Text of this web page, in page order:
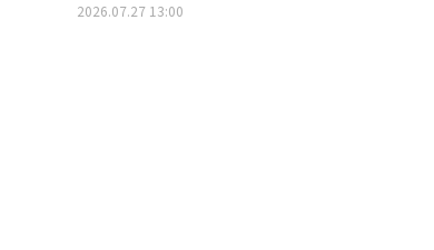
2026.07.27 13:00